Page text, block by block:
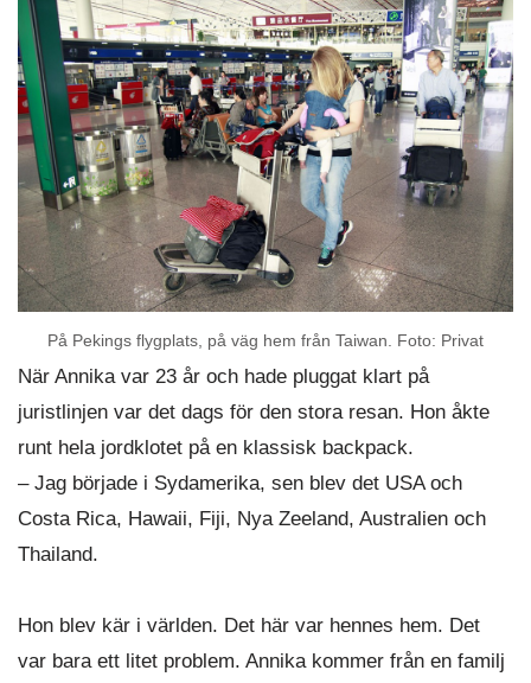
På Pekings flygplats, på väg hem från Taiwan. Foto: Privat
När Annika var 23 år och hade pluggat klart på
juristlinjen var det dags för den stora resan. Hon åkte
runt hela jordklotet på en klassisk backpack.
– Jag började i Sydamerika, sen blev det USA och
Costa Rica, Hawaii, Fiji, Nya Zeeland, Australien och
Thailand.
Hon blev kär i världen. Det här var hennes hem. Det
var bara ett litet problem. Annika kommer från en familj